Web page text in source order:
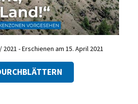
2021 - Erschienen am 15. April 2021